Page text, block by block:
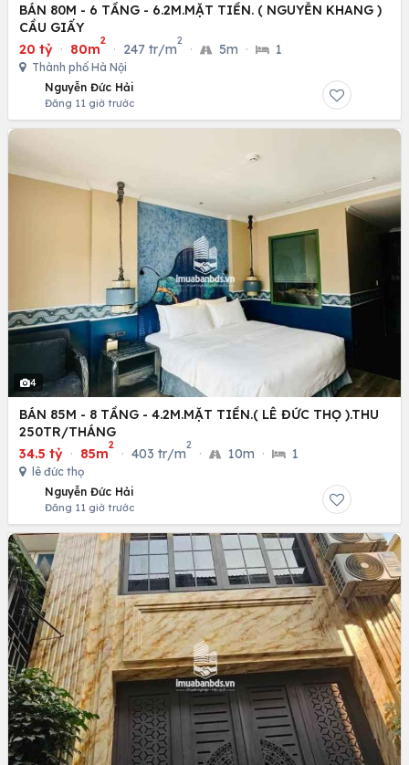
BÁN 80M - 6 TẦNG - 6.2M.MẶT TIỀN. ( NGUYỄN KHANG )
CẦU GIẤY
20 tỷ · 80m
2
· 247 tr/m
2
· 5m · 1
Thành phố Hà Nội
Nguyễn Đức Hải
Đăng 11 giờ trước
4
BÁN 85M - 8 TẦNG - 4.2M.MẶT TIỀN.( LÊ ĐỨC THỌ ).THU
250TR/THÁNG
34.5 tỷ · 85m
2
· 403 tr/m
2
· 10m · 1
lê đức thọ
Nguyễn Đức Hải
Đăng 11 giờ trước